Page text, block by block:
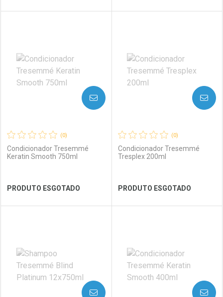
Laboratório
Ver Desconto Convênio
Por Menos Laboratório
Ver Desconto Convênio
Por Menos
(0)
Condicionador Tresemmé
Keratin Smooth 750ml
PRODUTO ESGOTADO
AVISE-ME
Laboratório
Por Menos
(0)
Condicionador Tresemmé
Tresplex 200ml
PRODUTO ESGOTADO
AVISE-ME
Laboratório
Por Menos
AVISE-ME AVISE-ME